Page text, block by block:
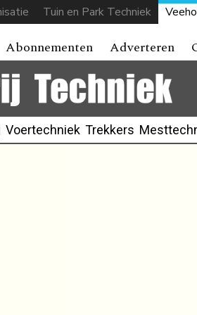
Tuin en Park Techniek
Abonnementen Adverteren
Voertechniek Trekkers